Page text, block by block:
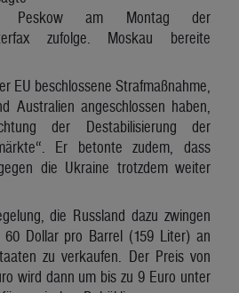
Peskow am Montag der
zufolge. Moskau bereite
EU beschlossene Strafmaßnahme,
Australien angeschlossen haben,
der Destabilisierung der
Er betonte zudem, dass
die Ukraine trotzdem weiter
die Russland dazu zwingen
Dollar pro Barrel (159 Liter) an
zu verkaufen. Der Preis von
wird dann um bis zu 9 Euro unter